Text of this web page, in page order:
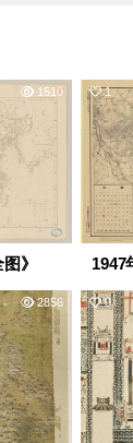
1510
》
1
1947
2856 0